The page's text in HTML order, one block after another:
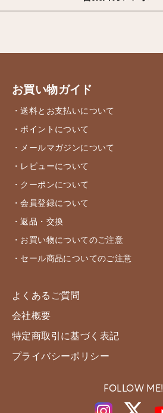
お買い物ガイド
・送料とお支払いについて
・ポイントについて
・メールマガジンについて
・レビューについて
・クーポンについて
・会員登録について
・返品・交換
・お買い物についてのご注意
・セール商品についてのご注意
よくあるご質問
会社概要
特定商取引に基づく表記
プライバシーポリシー
FOLLOW ME!